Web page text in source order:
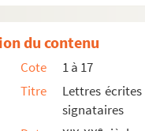
d'articles et projets de
in-quarto,
in-quarto,
du contenu
Cote
1 à 17
Titre
Lettres
signataires